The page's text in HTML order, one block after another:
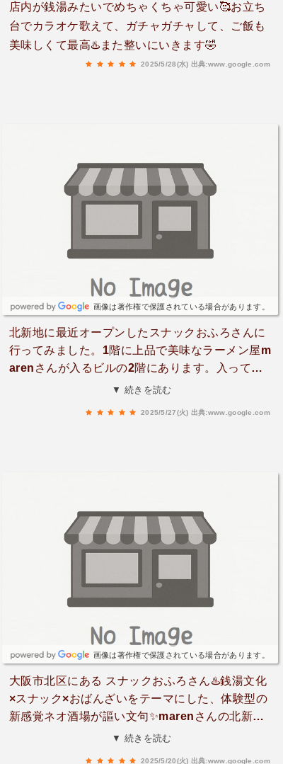
店内が銭湯みたいでめちゃくちゃ可愛い🥰お立ち
台でカラオケ歌えて、ガチャガチャして、ご飯も
美味しくて最高♨️また整いにいきます🤣
2025/5/28(水) 出典:www.google.com
画像は著作権で保護されている場合があります。
北新地に最近オープンしたスナックおふろさんに
行ってみました。1階に上品で美味なラーメン屋m
arenさんが入るビルの2階にあります。入ってみ
ると、昭和レトロ×銭湯×おばんざいをコンセプト
ク、子供心をくすぐるガチャガチャなど、遊び心
満点。肝心のおばんざいについても、メニューも
豊富でどれも本当に美味しかったです。1階のmar
能とのこと。スタッフも初々しく丁寧な接客をし
てくれて、とても楽しく利用できました。北新地
▼ 続きを読む
2025/5/27(火) 出典:www.google.com
画像は著作権で保護されている場合があります。
大阪市北区にある スナックおふろさん♨️銭湯文化
×スナック×おばんざいをテーマにした、体験型の
新感覚ネオ酒場が謳い文句✨marenさんの北新地
本店の2階にお店があります。この日はオープン
▼ 続きを読む
2025/5/20(火) 出典:www.google.com